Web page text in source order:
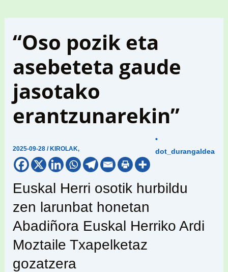
“Oso pozik eta
asebeteta gaude
jasotako
erantzunarekin”
2025-09-28/ KIROLAK,
•
dot_durangaldea
Euskal Herri osotik hurbildu
zen larunbat honetan
Abadiñora Euskal Herriko Ardi
MoztaileTxapelketaz
gozatzera